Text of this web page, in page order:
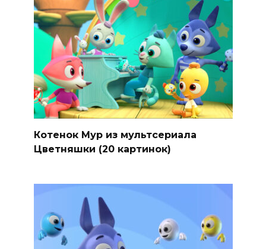
Котенок Мур из мультсериала
Цветняшки (20 картинок)